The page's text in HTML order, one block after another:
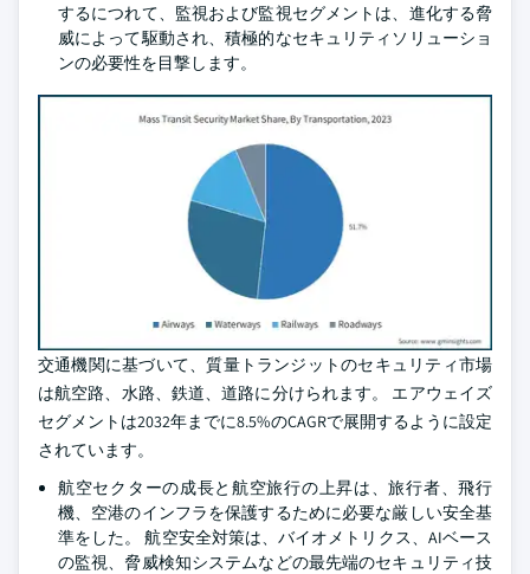
するにつれて、監視および監視セグメントは、進化する脅
威によって駆動され、積極的なセキュリティソリューショ
ンの必要性を目撃します。
交通機関に基づいて、質量トランジットのセキュリティ市場
は航空路、水路、鉄道、道路に分けられます。 エアウェイズ
セグメントは2032年までに8.5%のCAGRで展開するように設定
されています。
航空セクターの成長と航空旅行の上昇は、旅行者、飛行
機、空港のインフラを保護するために必要な厳しい安全基
準をした。 航空安全対策は、バイオメトリクス、AIベース
の監視、脅威検知システムなどの最先端のセキュリティ技